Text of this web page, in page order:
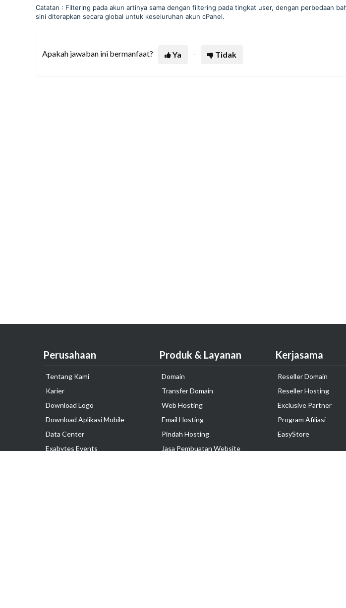
Catatan : Filtering pada akun artinya sama dengan filtering pada tingkat user, dengan perbedaan
sini diterapkan secara global untuk keseluruhan akun cPanel.
Apakah jawaban ini bermanfaat? Ya Tidak
Perusahaan
Tentang Kami
Karier
Download Logo
Download Aplikasi Mobile
Data Center
Exabytes Events
Produk & Layanan
Domain
Transfer Domain
Web Hosting
Email Hosting
Pindah Hosting
Jasa Pembuatan Website
Kerjasama
Reseller Domain
Reseller Hosting
Exclusive Partner
Program Afiliasi
EasyStore